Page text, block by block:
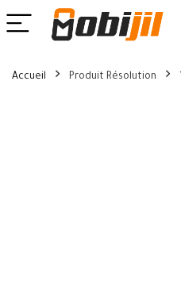
Accueil Produit Résolution